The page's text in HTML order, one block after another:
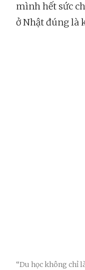
mình hết sức
ở Nhật đúng là
“Du học không chỉ